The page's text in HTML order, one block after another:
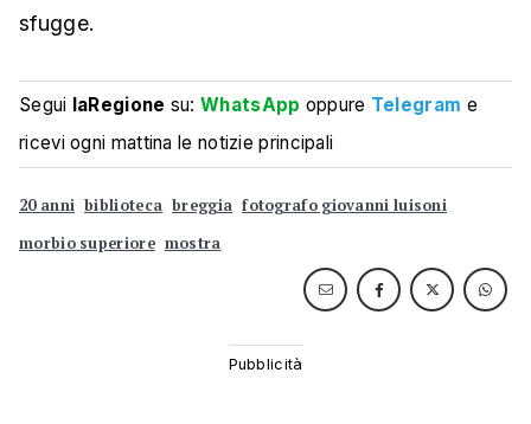
sfugge.
Segui laRegione su:WhatsApp oppure Telegram e
ricevi ogni mattina le notizie principali
20 anni biblioteca breggia fotografo giovanni luisoni
morbio superiore mostra